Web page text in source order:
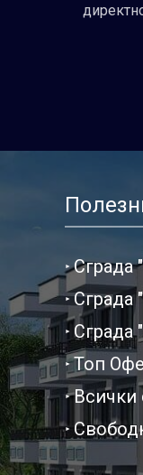
Сграда
Сграда
Сграда
Топ
Всички